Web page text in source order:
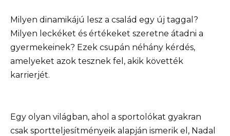
Milyen dinamikájú lesz a család egy új taggal?
Milyen leckéket és értékeket szeretne átadni a
gyermekeinek? Ezek csupán néhány kérdés,
amelyeket azok tesznek fel, akik követték
karrierjét.
Egy olyan világban, ahol a sportolókat gyakran
csak sportteljesítményeik alapján ismerik el, Nadal